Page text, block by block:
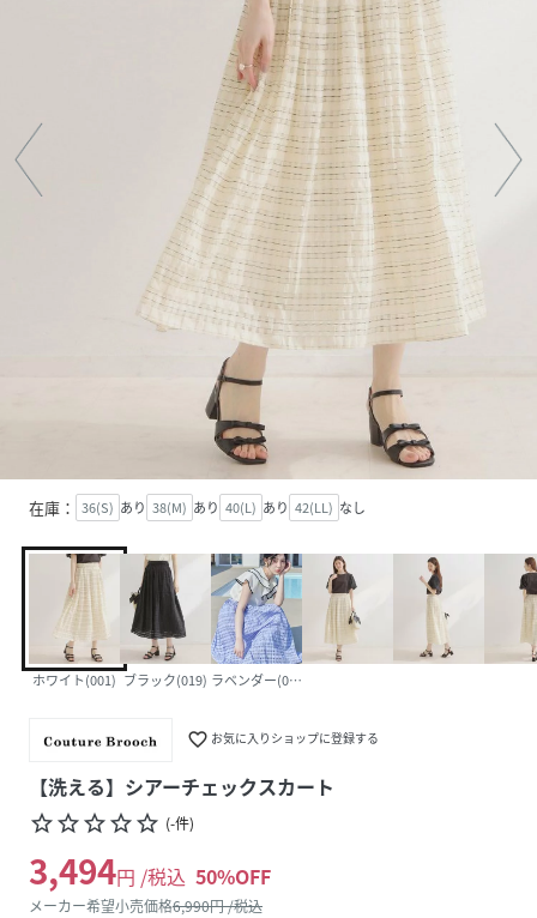
在庫： 36(S) あり 38(M) あり 40(L) あり 42(LL) なし
ホワイト(001) ブラック(019) ラベンダー(080)
favorite_border お気に入りショップに登録する
【洗える】シアーチェックスカート
star_borderstar_borderstar_borderstar_borderstar_border (-件)
3,494円 /税込 50%OFF
メーカー希望小売価格6,990円 /税込